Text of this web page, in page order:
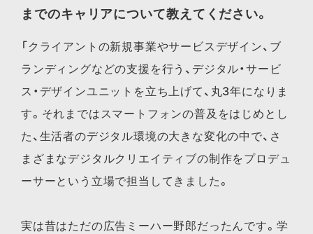
までのキャリアについて教えてください。
「クライアントの新規事業やサービスデザイン、ブ
ランディングなどの支援を行う、デジタル・サービ
ス・デザインユニットを立ち上げて、丸3年になりま
す。それまではスマートフォンの普及をはじめとし
た、生活者のデジタル環境の大きな変化の中で、さ
まざまなデジタルクリエイティブの制作をプロデュ
ーサーという立場で担当してきました。
実は昔はただの広告ミーハー野郎だったんです。学